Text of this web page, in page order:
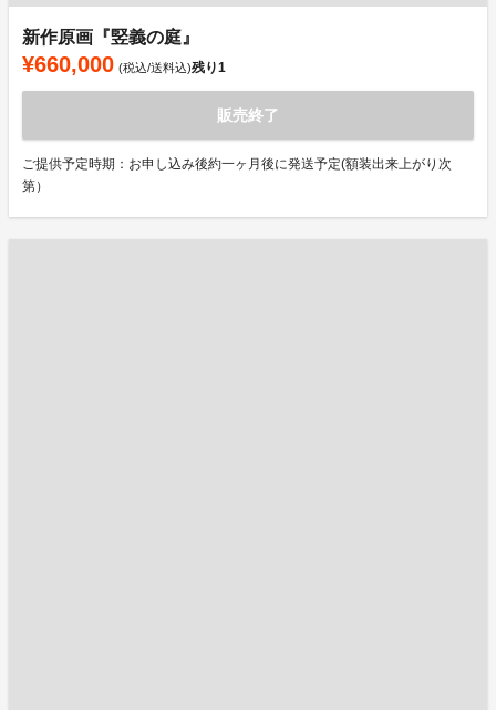
新作原画『竪義の庭』
¥660,000 (税込/送料込)残り1
販売終了
ご提供予定時期：お申し込み後約一ヶ月後に発送予定(額装出来上がり次
第）